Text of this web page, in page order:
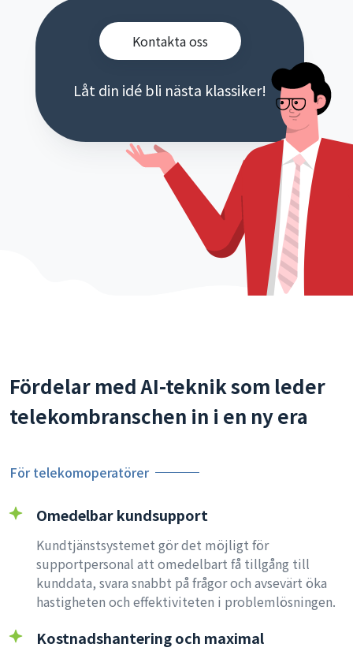
Kontakta oss
Låt din idé bli nästa klassiker!
Fördelar med AI-teknik som leder
telekombranschen in i en ny era
För telekomoperatörer
Omedelbar kundsupport
Kundtjänstsystemet gör det möjligt för
supportpersonal att omedelbart få tillgång till
kunddata, svara snabbt på frågor och avsevärt öka
hastigheten och effektiviteten i problemlösningen.
Kostnadshantering och maximal